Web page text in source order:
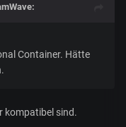
:
Container. Hätte
kompatibel sind.